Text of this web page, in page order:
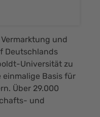
und
Deutschlands
Universität zu
Basis für
Über 29.000
und